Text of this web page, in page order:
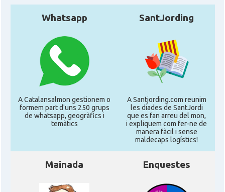
Whatsapp
A Catalansalmon gestionem o
formem part d'uns 250 grups
de whatsapp, geogràfics i
temàtics
SantJording
A Santjording.com reunim
les diades de SantJordi
que es fan arreu del mon,
i expliquem com fer-ne de
manera fàcil i sense
maldecaps logí­stics!
Mainada Enquestes